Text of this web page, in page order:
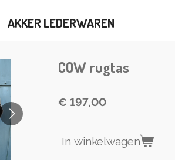
AKKER LEDERWAREN
COW rugtas
€ 197,00
In winkelwagen